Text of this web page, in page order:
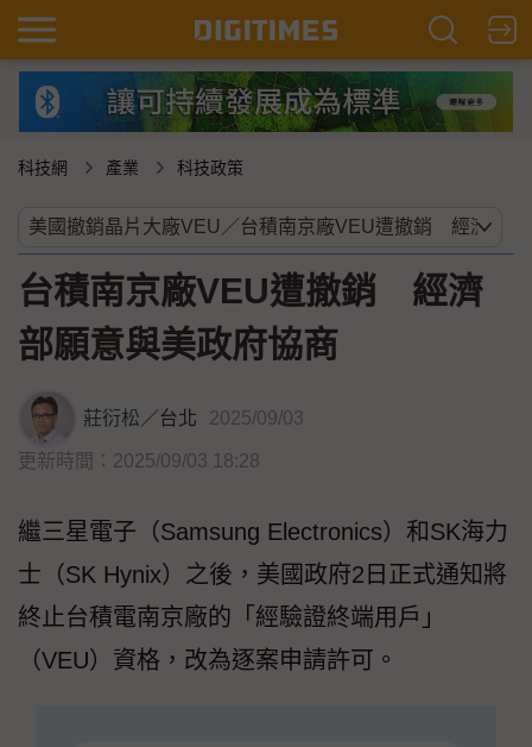
科技網 產業 科技政策
台積南京廠VEU遭撤銷 經濟
部願意與美政府協商
莊衍松／台北 2025/09/03
更新時間：2025/09/03 18:28
繼三星電子（Samsung Electronics）和SK海力
士（SK Hynix）之後，美國政府2日正式通知將
終止台積電南京廠的「經驗證終端用戶」
（VEU）資格，改為逐案申請許可。